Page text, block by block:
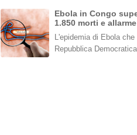
Ebola in Congo
1.850 morti e
L'epidemia di Ebola
Repubblica